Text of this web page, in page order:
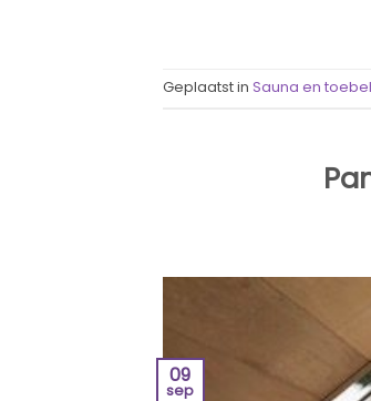
Geplaatst in Sauna en
09
sep